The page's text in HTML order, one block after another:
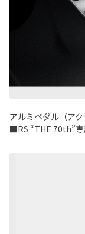
アルミペダル（アク
■RS “THE 70th”専